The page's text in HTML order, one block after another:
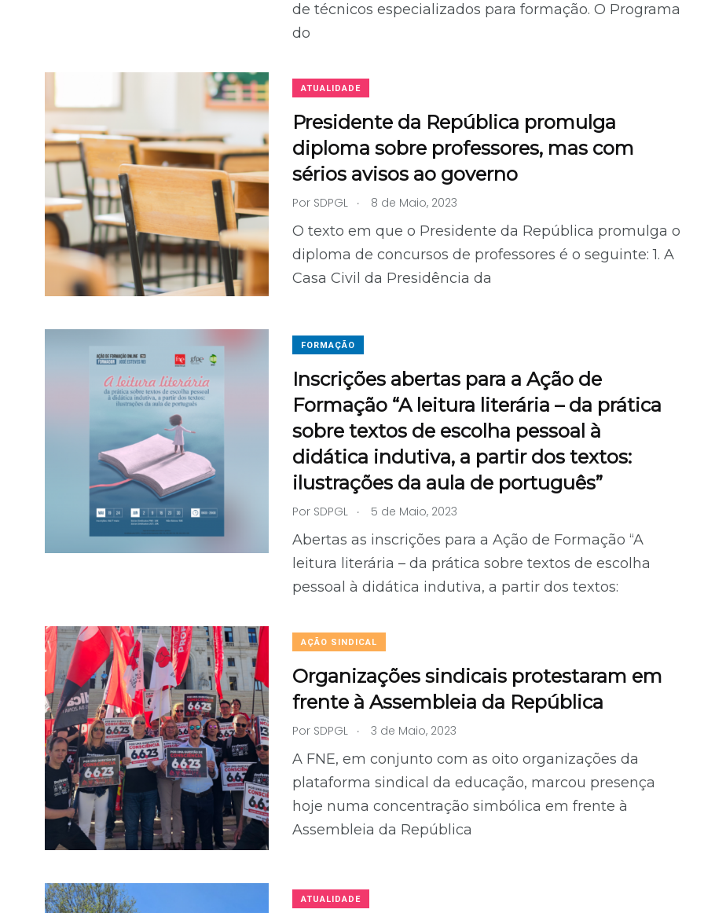
de técnicos especializados para formação. O Programa
do
ATUALIDADE
Presidente da República promulga
diploma sobre professores, mas com
sérios avisos ao governo
Por SDPGL . 8 de Maio, 2023
O texto em que o Presidente da República promulga o
diploma de concursos de professores é o seguinte: 1. A
Casa Civil da Presidência da
FORMAÇÃO
Inscrições abertas para a Ação de
Formação “A leitura literária – da prática
sobre textos de escolha pessoal à
didática indutiva, a partir dos textos:
ilustrações da aula de português”
Por SDPGL . 5 de Maio, 2023
Abertas as inscrições para a Ação de Formação “A
leitura literária – da prática sobre textos de escolha
pessoal à didática indutiva, a partir dos textos:
AÇÃO SINDICAL
Organizações sindicais protestaram em
frente à Assembleia da República
Por SDPGL . 3 de Maio, 2023
A FNE, em conjunto com as oito organizações da
plataforma sindical da educação, marcou presença
hoje numa concentração simbólica em frente à
Assembleia da República
ATUALIDADE